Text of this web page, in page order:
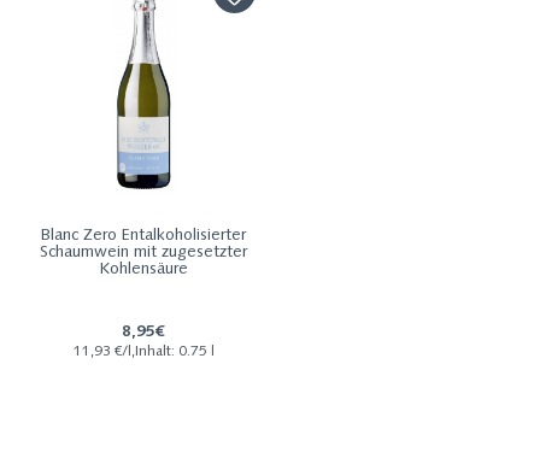
Blanc Zero Entalkoholisierter
Schaumwein mit zugesetzter
Kohlensäure
8,95€
11,93 €/l,Inhalt: 0.75 l